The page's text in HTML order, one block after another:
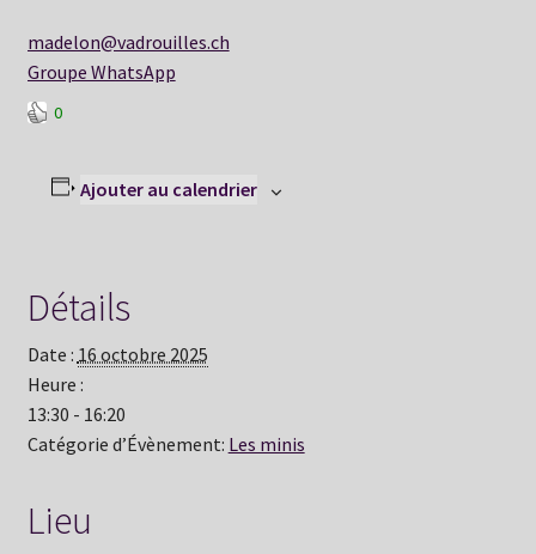
madelon@vadrouilles.ch
Groupe WhatsApp
0
Ajouter au calendrier
Détails
Date : 16 octobre 2025
Heure :
13:30 - 16:20
Catégorie d’Évènement: Les minis
Lieu